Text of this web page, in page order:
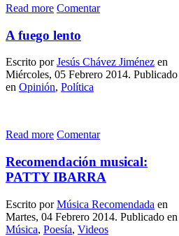
Read more Comentar
A fuego lento
Escrito porJesús Chávez Jiménez en
Miércoles, 05 Febrero 2014. Publicado
en Opinión, Política
Read more Comentar
Recomendación musical:
PATTY IBARRA
Escrito porMúsica Recomendada en
Martes, 04 Febrero 2014. Publicado en
Música, Poesía, Videos